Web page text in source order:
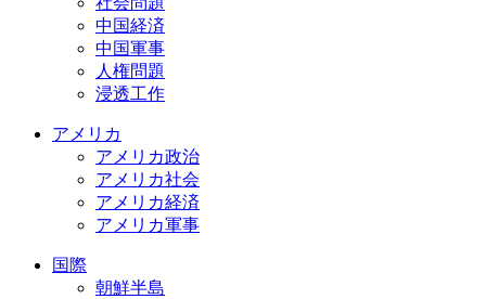
中国経済
中国軍事
人権問題
浸透工作
アメリカ
アメリカ政治
アメリカ社会
アメリカ経済
アメリカ軍事
国際
朝鮮半島